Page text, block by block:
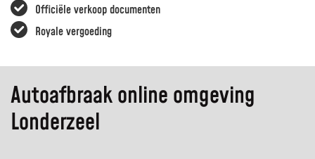
Officiële verkoop documenten
Royale vergoeding
Autoafbraak online omgeving
Londerzeel